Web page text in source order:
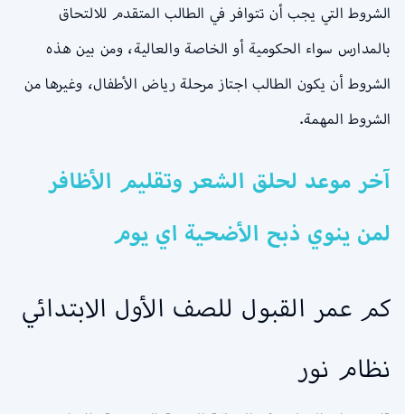
الشروط التي يجب أن تتوافر في الطالب المتقدم للالتحاق
بالمدارس سواء الحكومية أو الخاصة والعالية، ومن بين هذه
الشروط أن يكون الطالب اجتاز مرحلة رياض الأطفال، وغيرها من
الشروط المهمة.
آخر موعد لحلق الشعر وتقليم الأظافر
لمن ينوي ذبح الأضحية اي يوم
كم عمر القبول للصف الأول الابتدائي
نظام نور